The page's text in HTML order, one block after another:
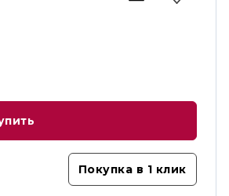
Покупка в 1 клик